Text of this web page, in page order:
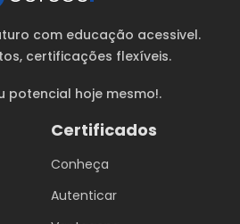
com educação acessivel.
, certificações flexíveis.
potencial hoje mesmo!.
Certificados
Conheça
Autenticar